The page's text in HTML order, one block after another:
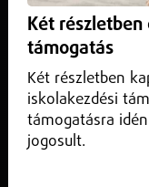
2025. július 16.
A forgalmat az
Két
támogatás
Két részletben
iskolakezdési
támogatásra
jogosult.